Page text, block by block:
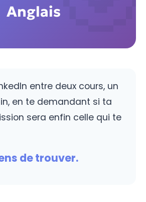
Anglais
entre deux cours, un
en te demandant si ta
sera enfin celle qui te
de trouver.